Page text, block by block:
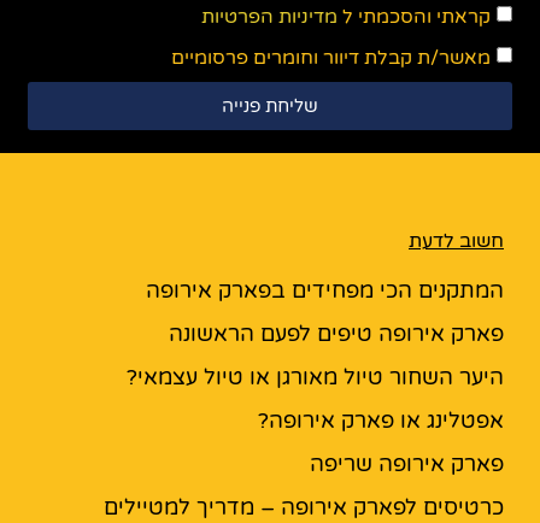
קראתי והסכמתי ל מדיניות הפרטיות
מאשר/ת קבלת דיוור וחומרים פרסומיים
שליחת פנייה
חשוב לדעת
המתקנים הכי מפחידים בפארק אירופה
פארק אירופה טיפים לפעם הראשונה
היער השחור טיול מאורגן או טיול עצמאי?
אפטלינג או פארק אירופה?
פארק אירופה שריפה
כרטיסים לפארק אירופה – מדריך למטיילים